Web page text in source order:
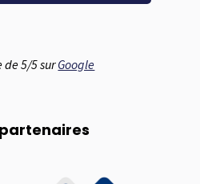
de 5/5 surGoogle